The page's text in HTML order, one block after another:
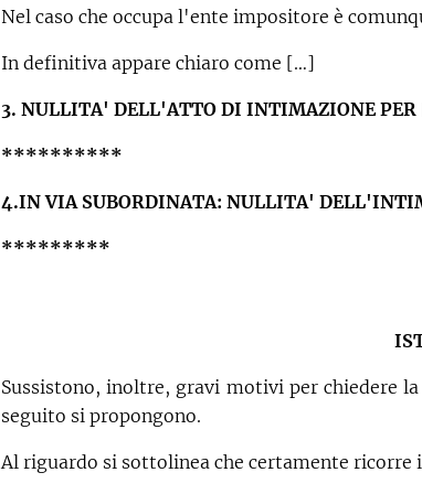
Nel caso che occupa l'ente impositore è
In definitiva appare chiaro come […]
3. NULLITA' DELL'ATTO DI INTIMAZIONE
**********
4.IN VIA SUBORDINATA: NULLITA'
*********
Sussistono, inoltre, gravi motivi per chiedere
seguito si propongono.
Al riguardo si sottolinea che certamente ricorre